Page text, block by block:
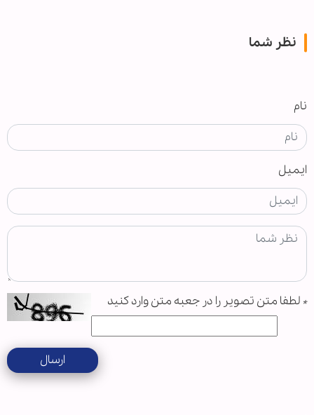
نظر شما
نام
ایمیل
* لطفا متن تصویر را در جعبه متن وارد کنید
ارسال